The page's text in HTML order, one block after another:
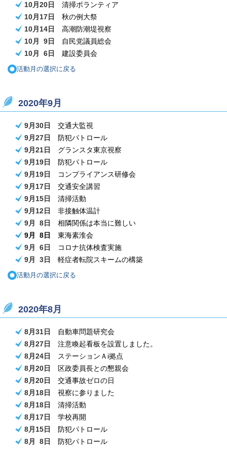
10月20日 清掃ボランティア
10月17日 秋の例大祭
10月14日 高潮防潮堤視察
10月 9日
自民党議員総会
10月 6日 建設委員会
活動月の選択に戻る
2020年9月
9月30日 交通大監視
9月27日 防犯パトロール
9月21日 グランスタ東京視察
9月19日 防犯パトロール
9月19日
コンプライアンス研修会
9月17日 交通安全講習
9月15日 清掃活動
9月12日 非接触体温計
9月 8日 相隣関係は本当に難しい
9月 8日 東海素淮会
9月 6日
コロナ抗体検査実施
9月 3日 軽症者転院スキームの構築
活動月の選択に戻る
2020年8月
8月31日
自動車問題研究会
8月27日 注意喚起看板を設置しました。
8月24日
ステーションＡi拠点
8月20日
区政委員長との懇親会
8月20日 交通事故ゼロの日
8月18日 視察に参りました
8月18日 清掃活動
8月17日 学校再開
8月15日 防犯パトロール
8月 8日 防犯パトロール